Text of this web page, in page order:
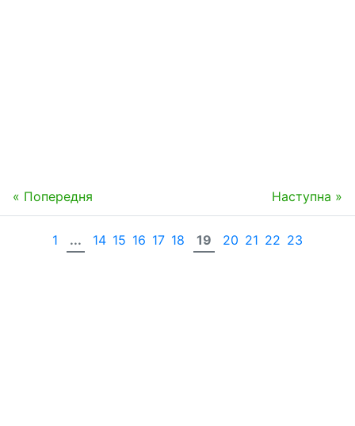
« Попередня Наступна »
1 ... 14 15 16 17 18 19 20 21 22 23